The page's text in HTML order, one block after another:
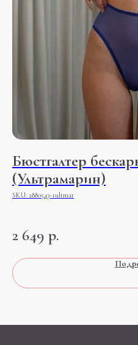
Бюстгалтер
(Ультрамарин)
SKU: 2880543-1ultmar
2 649 р.